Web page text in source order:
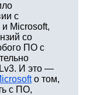
с
Microsoft,
со
ПО с
И это —
о том,
с ПО,